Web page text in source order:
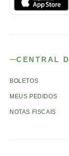
CENTRAL
BOLETOS
MEUS PEDIDOS
NOTAS FISCAIS